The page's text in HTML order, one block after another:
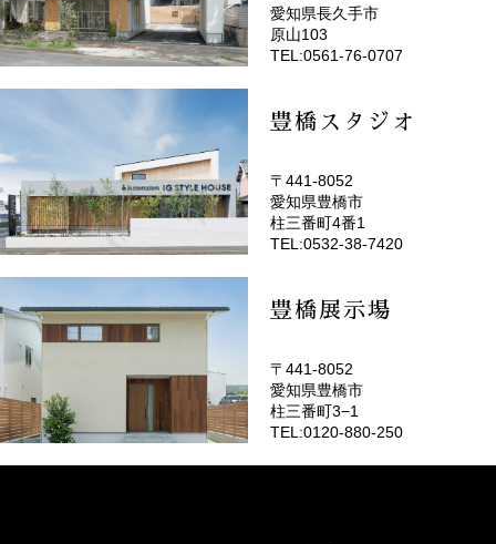
(EMOTOP名古屋)
愛知県長久手市
原山103
TEL:0561-76-0707
豊橋スタジオ
(EMOTOP豊橋)
〒441-8052
愛知県豊橋市
柱三番町4番1
TEL:0532-38-7420
豊橋展示場
〒441-8052
愛知県豊橋市
柱三番町3−1
TEL:0120-880-250